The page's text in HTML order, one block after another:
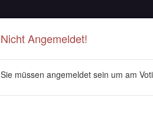
Nicht Angemeldet!
Sie müssen angemeldet sein um am